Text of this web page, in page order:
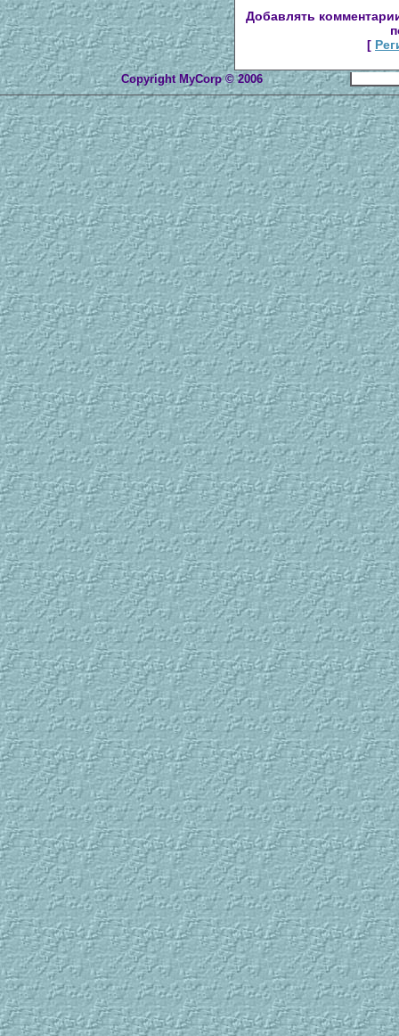
Добавлять
[
Copyright MyCorp © 2006